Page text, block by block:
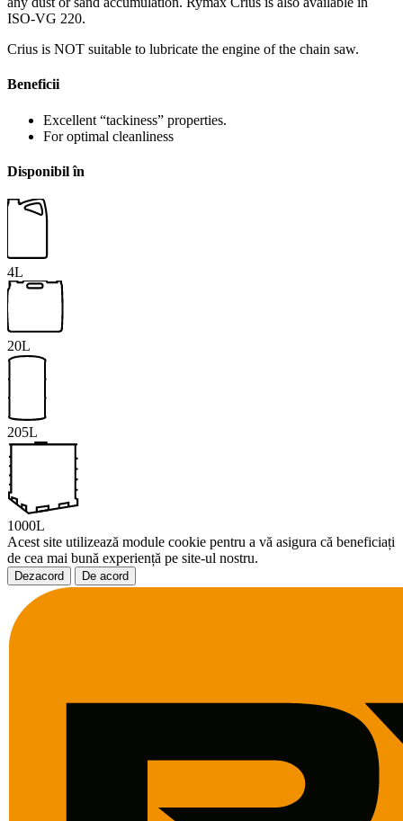
ISO-VG 220.
Crius is NOT suitable to lubricate the engine of the chain saw.
Beneficii
Excellent “tackiness” properties.
For optimal cleanliness
Disponibil în
4L
20L
205L
1000L
Acest site utilizează module cookie pentru a vă asigura că beneficiați
de cea mai bună experiență pe site-ul nostru.
Dezacord De acord